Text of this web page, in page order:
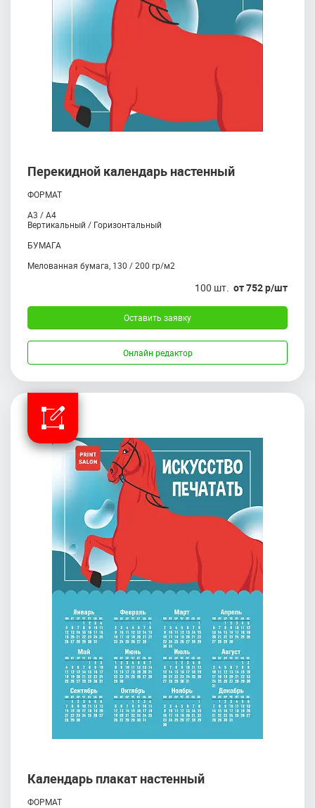
Перекидной календарь настенный
ФОРМАТ
А3 / А4
Вертикальный / Горизонтальный
БУМАГА
Mелованная бумага, 130 / 200 гр/м2
100 шт. от 752 р/шт
Оставить заявку
Онлайн редактор
Календарь плакат настенный
ФОРМАТ